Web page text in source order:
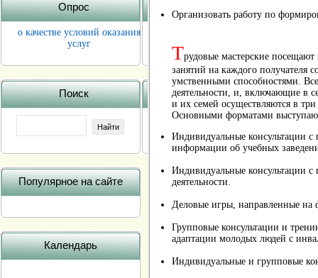
Опрос
о качестве условий оказания
услуг
Поиск
Популярное на сайте
Календарь
Организовать работу по
Трудовые мастерские
занятий на каждого получателя
умственными способностями.
деятельности, и, включающие в
и их семей осуществляются в три
Основными форматами
Индивидуальные консультации
информации об учебных
Индивидуальные консультации
деятельности.
Деловые игры, направленные на
Групповые консультации и
адаптации молодых людей с
Индивидуальные и групповые